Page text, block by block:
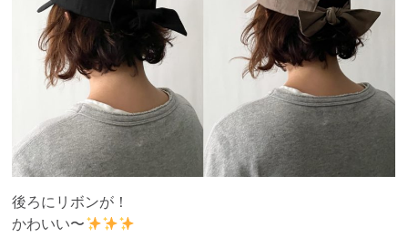
後ろにリボンが！
かわいい〜